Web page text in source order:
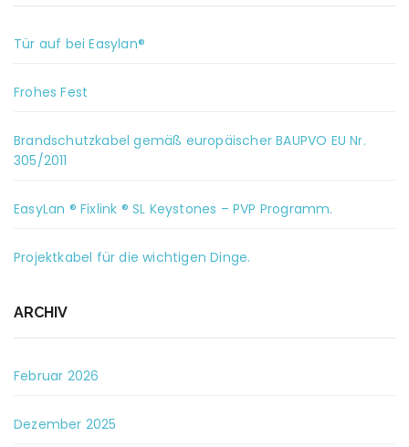
Tür auf bei Easylan®
Frohes Fest
Brandschutzkabel gemäß europäischer BAUPVO EU Nr.
305/2011
EasyLan ® Fixlink ® SL Keystones – PVP Programm.
Projektkabel für die wichtigen Dinge.
ARCHIV
Februar 2026
Dezember 2025